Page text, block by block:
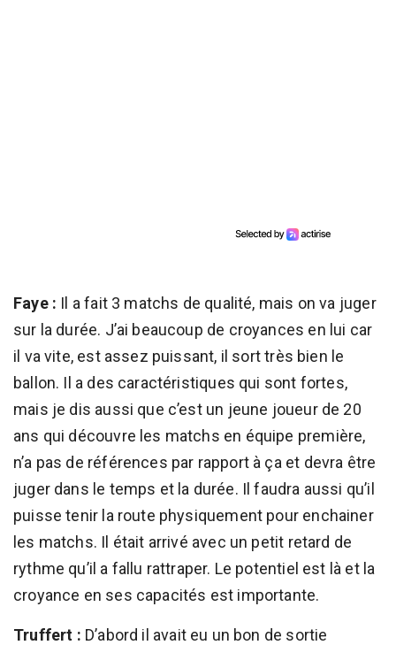
Faye : Il a fait 3 matchs de qualité, mais on va juger
sur la durée. J’ai beaucoup de croyances en lui car
il va vite, est assez puissant, il sort très bien le
ballon. Il a des caractéristiques qui sont fortes,
mais je dis aussi que c’est un jeune joueur de 20
ans qui découvre les matchs en équipe première,
n’a pas de références par rapport à ça et devra être
juger dans le temps et la durée. Il faudra aussi qu’il
puisse tenir la route physiquement pour enchainer
les matchs. Il était arrivé avec un petit retard de
rythme qu’il a fallu rattraper. Le potentiel est là et la
croyance en ses capacités est importante.
Truffert : D’abord il avait eu un bon de sortie